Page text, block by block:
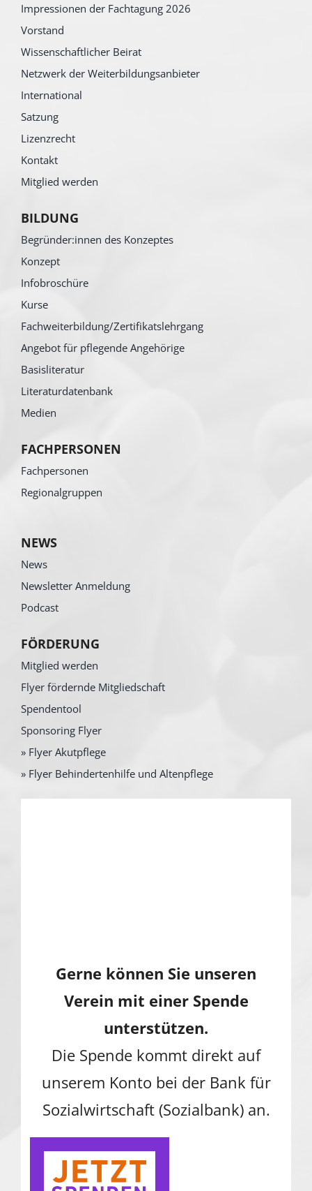
Impressionen der Fachtagung 2026
Vorstand
Wissenschaftlicher Beirat
Netzwerk der Weiterbildungsanbieter
International
Satzung
Lizenzrecht
Kontakt
Mitglied werden
BILDUNG
Begründer:innen des Konzeptes
Konzept
Infobroschüre
Kurse
Fachweiterbildung/Zertifikatslehrgang
Angebot für pflegende Angehörige
Basisliteratur
Literaturdatenbank
Medien
FACHPERSONEN
Fachpersonen
Regionalgruppen
NEWS
News
Newsletter Anmeldung
Podcast
FÖRDERUNG
Mitglied werden
Flyer fördernde Mitgliedschaft
Spendentool
Sponsoring Flyer
» Flyer Akutpflege
» Flyer Behindertenhilfe und Altenpflege
Gerne können Sie unseren
Verein mit einer Spende
unterstützen.
Die Spende kommt direkt auf
unserem Konto bei der Bank für
Sozialwirtschaft (Sozialbank) an.